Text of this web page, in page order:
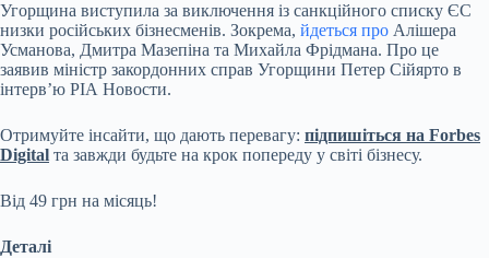
Угорщина виступила за виключення із санкційного списку ЄС
низки російських бізнесменів. Зокрема, йдеться про Алішера
Усманова, Дмитра Мазепіна та Михайла Фрідмана. Про це
заявив міністр закордонних справ Угорщини Петер Сійярто в
інтервʼю РІА Новости.
Отримуйте інсайти, що дають перевагу: підпишіться на Forbes
Digital та завжди будьте на крок попереду у світі бізнесу.
Від 49 грн на місяць!
Деталі